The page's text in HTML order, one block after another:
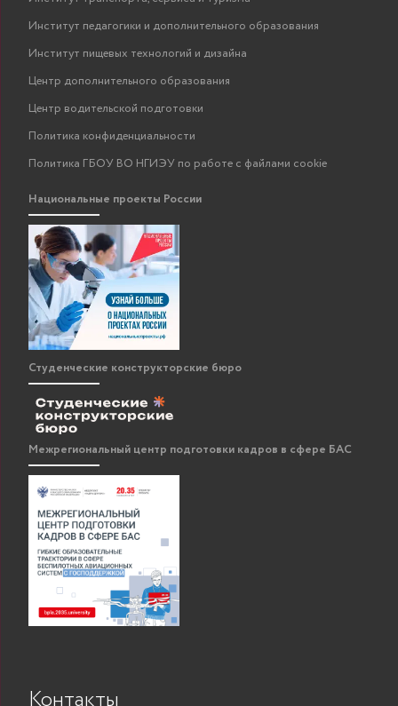
Институт педагогики и дополнительного образования
Институт пищевых технологий и дизайна
Центр дополнительного образования
Центр водительской подготовки
Политика конфиденциальности
Политика ГБОУ ВО НГИЭУ по работе с файлами cookie
Национальные проекты России
Студенческие конструкторские бюро
Межрегиональный центр подготовки кадров в сфере БАС